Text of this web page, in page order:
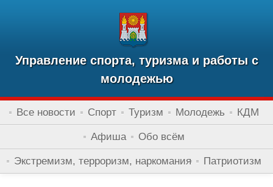
Управление спорта, туризма и работы с
молодежью
Все новости Спорт Туризм Молодежь КДМ
Афиша Обо всём
Экстремизм, терроризм, наркомания Патриотизм